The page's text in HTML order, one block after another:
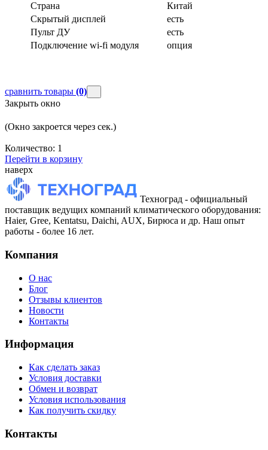
Страна
Китай
Скрытый дисплей
есть
Пульт ДУ
есть
Подключение wi-fi модуля
опция
сравнить товары (0)
Закрыть окно
(Окно закроется через сек.)
Количество: 1
Перейти в корзину
наверх
Техноград - официальный
поставщик ведущих компаний климатического оборудования:
Haier, Gree, Kentatsu, Daichi, AUX, Бирюса и др. Наш опыт
работы - более 16 лет.
Компания
О нас
Блог
Отзывы клиентов
Новости
Контакты
Информация
Как сделать заказ
Условия доставки
Обмен и возврат
Условия использования
Как получить скидку
Контакты